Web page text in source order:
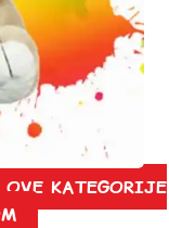
KATEGORIJE